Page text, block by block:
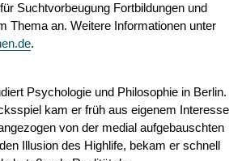
Suchtvorbeugung Fortbildungen und
Thema an. Weitere Informationen unter
.
Psychologie und Philosophie in Berlin.
kam er früh aus eigenem Interesse
von der medial aufgebauschten
Illusion des Highlife, bekam er schnell